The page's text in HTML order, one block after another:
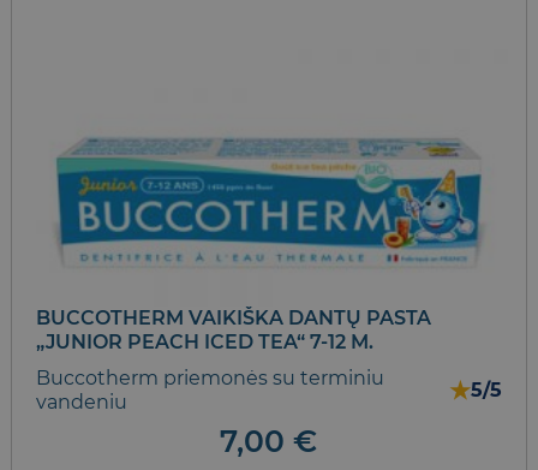
BUCCOTHERM VAIKIŠKA DANTŲ PASTA
„JUNIOR PEACH ICED TEA“ 7-12 M.
Buccotherm priemonės su terminiu
vandeniu
★5/5
7,00€